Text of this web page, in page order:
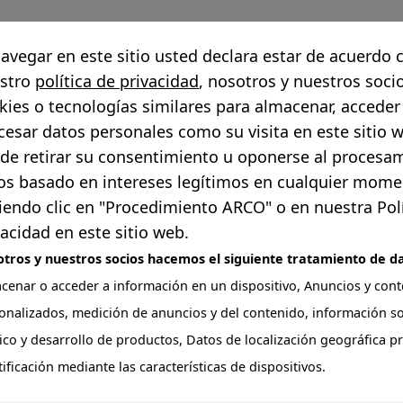
Noticias Galerías Quejas
Escolares a
en este sitio usted declara estar de acuerdo
política de privacidad, nosotros y nuestros
o tecnologías similares para almacenar,
datos personales como su visita en este sitio
retirar su consentimiento u oponerse al
basado en intereses legítimos en cualquier
clic en "Procedimiento ARCO" o en nuestra
en este sitio web.
y nuestros socios hacemos el siguiente tratamiento de
o acceder a información en un dispositivo, Anuncios y
medición de anuncios y del contenido, información
y desarrollo de productos, Datos de localización geográfica
mediante las características de dispositivos.